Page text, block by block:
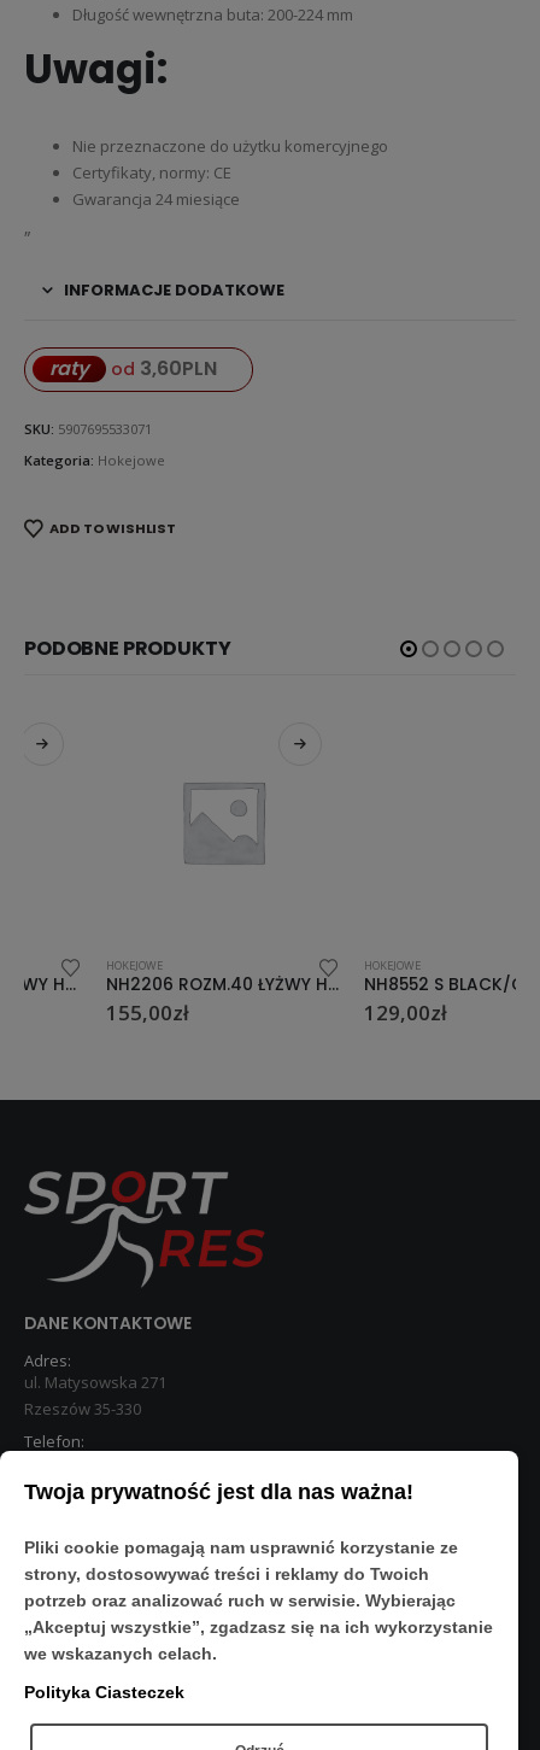
Długość wewnętrzna buta: 200-224 mm
Uwagi:
Nie przeznaczone do użytku komercyjnego
Certyfikaty, normy: CE
Gwarancja 24 miesiące
„
INFORMACJE DODATKOWE
raty od 3,60PLN
SKU: 5907695533071
Kategoria: Hokejowe
ADD TO WISHLIST
PODOBNE PRODUKTY
HOKEJOWE
NH2206 ROZM.40 ŁYŻWY HOKEJOWE NILS EXTREME
HOKEJOWE
NH8552 S BLACK/GREY ROZM. 45 ŁYŻWY HOKEJOWE NILS EXTREME
DANE KONTAKTOWE
Adres:
ul. Matysowska 271
Rzeszów 35-330
Telefon:
STREFA KLIENTA
Moje konto
O Nas
Polityka prywatności
Regulamin
FAQ
OBSERWUJ NAS
Twoja prywatność jest dla nas ważna!
Pliki cookie pomagają nam usprawnić korzystanie ze
strony, dostosowywać treści i reklamy do Twoich
potrzeb oraz analizować ruch w serwisie. Wybierając
„Akceptuj wszystkie”, zgadzasz się na ich wykorzystanie
we wskazanych celach.
Polityka Ciasteczek